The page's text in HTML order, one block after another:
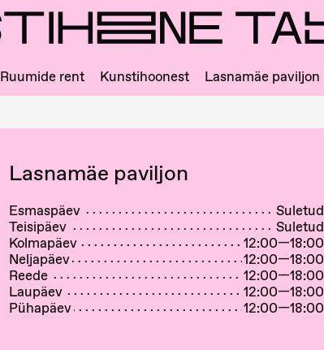
Ruumide rent Kunstihoonest Lasnamäe paviljon
Lasnamäe paviljon
Esmaspäev
Suletud
Teisipäev
Suletud
Kolmapäev
12:00—18:00
Neljapäev
12:00—18:00
Reede
12:00—18:00
Laupäev
12:00—18:00
Pühapäev
12:00—18:00